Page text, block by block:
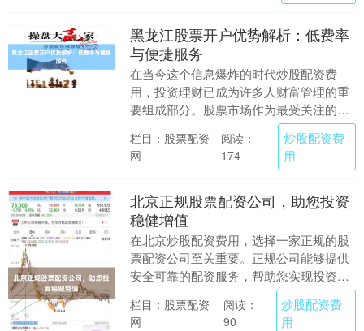
黑龙江股票开户优势解析：低费率
与便捷服务
在当今这个信息爆炸的时代炒股配资费
用，投资理财已成为许多人财富管理的重
要组成部分。股票市场作为最受关注的投
资领域之一，吸引着越来越多的投资者参
与其中。对于黑龙江....
栏目：股票配资
网
阅读：
174
炒股配资费
用
北京正规股票配资公司，助您投资
稳健增值
在北京炒股配资费用，选择一家正规的股
票配资公司至关重要。正规公司能够提供
安全可靠的配资服务，帮助您实现投资稳
健增值。 **正规配资公司的优势** * **安
全保....
栏目：股票配资
网
阅读：
90
炒股配资费
用